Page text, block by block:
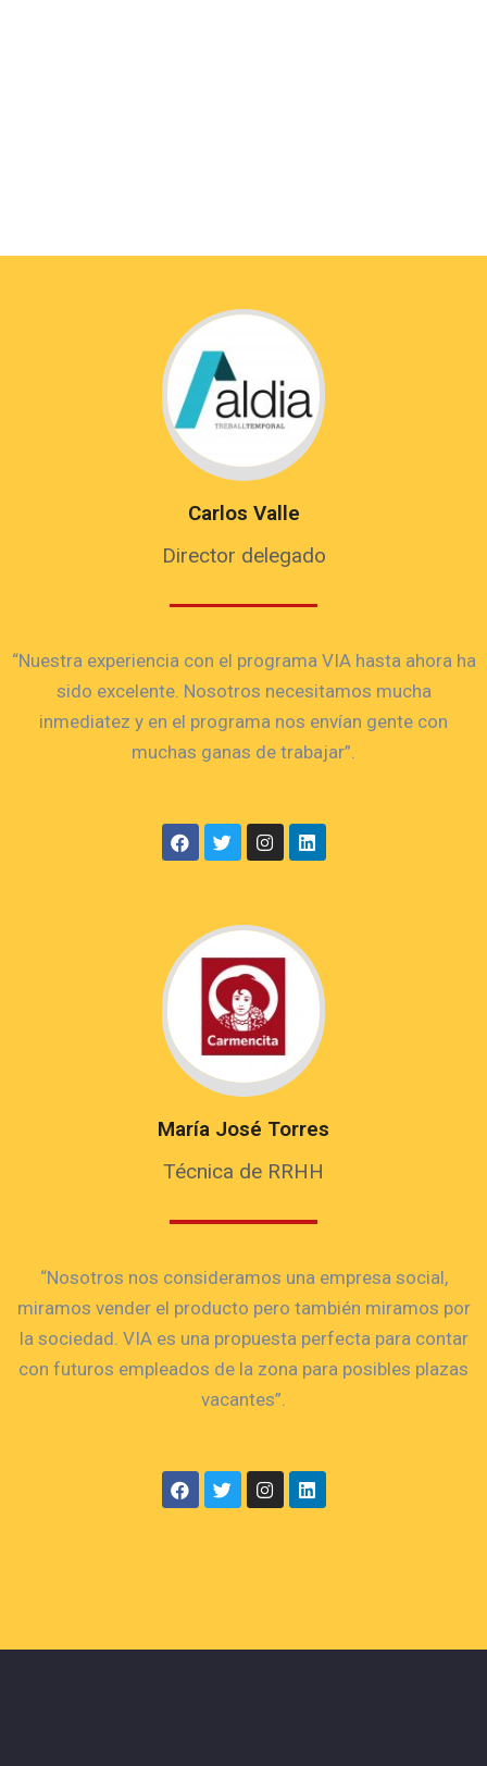
Carlos Valle
Director delegado
“Nuestra experiencia con el programa VIA hasta ahora ha
sido excelente. Nosotros necesitamos mucha
inmediatez y en el programa nos envían gente con
muchas ganas de trabajar”.
María José Torres
Técnica de RRHH
“Nosotros nos consideramos una empresa social,
miramos vender el producto pero también miramos por
la sociedad. VIA es una propuesta perfecta para contar
con futuros empleados de la zona para posibles plazas
vacantes”.